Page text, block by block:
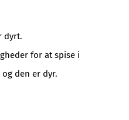
dyrt.
for at spise i
den er dyr.